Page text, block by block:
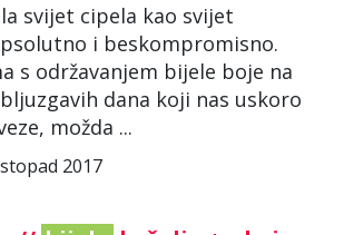
svijet cipela kao svijet
i beskompromisno.
s održavanjem bijele boje na
dana koji nas uskoro
možda ...
2017